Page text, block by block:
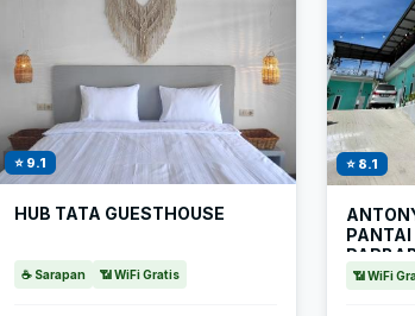
⭐ 9.1
HUB TATA GUESTHOUSE
☕ Sarapan 📶 WiFi Gratis
⭐ 8.1
PANTAI
📶 WiFi